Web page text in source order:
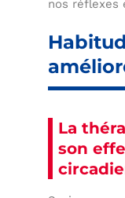
nos réflexes
La
son